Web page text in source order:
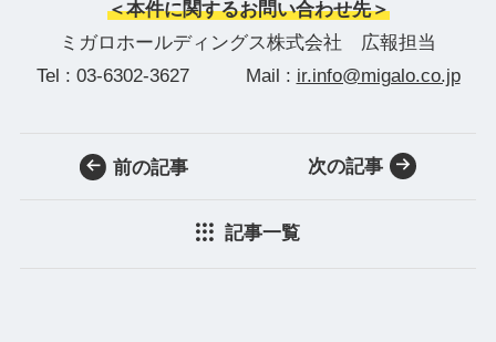
＜本件に関するお問い合わせ先＞
ミガロホールディングス株式会社 広報担当
Tel : 03-6302-3627 Mail : ir.info@migalo.co.jp
前の記事
記事一覧
次の記事